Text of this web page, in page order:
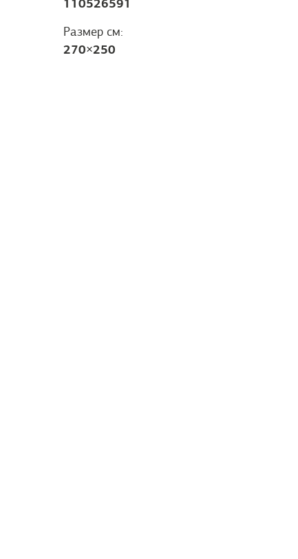
Размер см:
270×250